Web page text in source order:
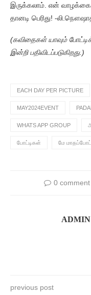
இருக்கலாம். என் வாழக்கை
தானடி பெரிது! -
(கவிதைகள் யாவும்
இன்றி பதிவிடப்படுகிறது.)
EACH DAY PER PICTURE
MAY2024EVENT
WHATS APP GROUP
போட்டிகள் மே
0 comment
ADMIN
previous post